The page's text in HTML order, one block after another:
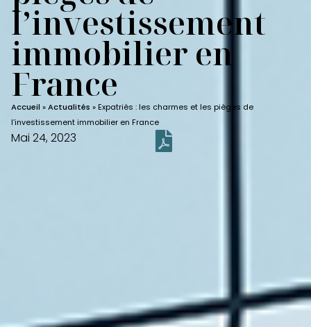
l’investissement
immobilier en
France
Accueil »Actualités » Expatriés : les charmes et les pièges de
l’investissement immobilier en France
Mai 24, 2023